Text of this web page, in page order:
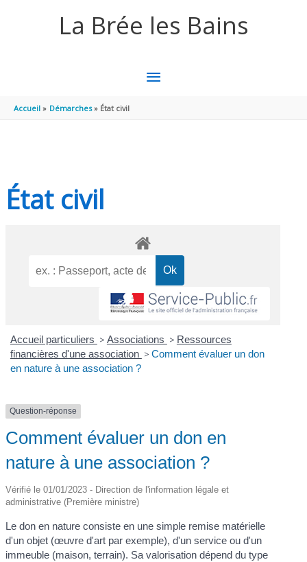
La Brée les Bains
MENU
Accueil Démarches État civil
État civil
Accueil particuliers > Associations > Ressources
financières d'une association > Comment évaluer un don
en nature à une association ?
Question-réponse
Comment évaluer un don en
nature à une association ?
Vérifié le 01/01/2023 - Direction de l'information légale et
administrative (Première ministre)
Le don en nature consiste en une simple remise matérielle
d'un objet (œuvre d'art par exemple), d'un service ou d'un
immeuble (maison, terrain). Sa valorisation dépend du type